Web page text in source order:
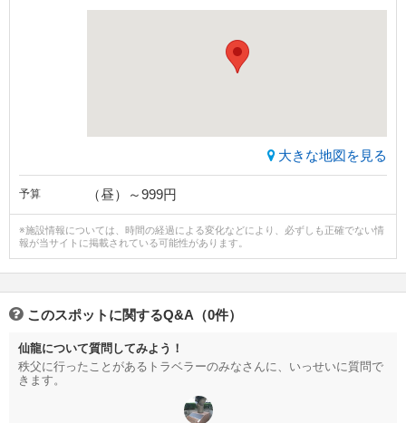
大きな地図を見る
予算 （昼）～999円
※施設情報については、時間の経過による変化などにより、必ずしも正確でない情
報が当サイトに掲載されている可能性があります。
このスポットに関するQ&A（0件）
仙龍について質問してみよう！
秩父に行ったことがあるトラベラーのみなさんに、いっせいに質問で
きます。